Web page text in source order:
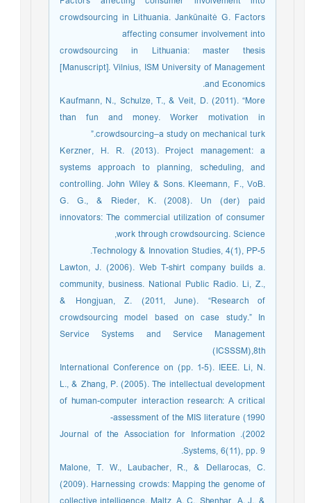
crowdsourcing in Lithuania. Jankūnaitė G. Factors
affecting consumer involvement into
crowdsourcing in Lithuania: master thesis
[Manuscript]. Vilnius, ISM University of Management
and Economics.
Kaufmann, N., Schulze, T., & Veit, D. (2011). “More
than fun and money. Worker motivation in
crowdsourcing–a study on mechanical turk.”
Kerzner, H. R. (2013). Project management: a
systems approach to planning, scheduling, and
controlling. John Wiley & Sons. Kleemann, F., VoB.
G. G., & Rieder, K. (2008). Un (der) paid
innovators: The commercial utilization of consumer
work through crowdsourcing. Science,
Technology & Innovation Studies, 4(1), PP-5.
.Lawton, J. (2006). Web T-shirt company builds a
community, business. National Public Radio. Li, Z.,
& Hongjuan, Z. (2011, June). “Research of
crowdsourcing model based on case study.” In
Service Systems and Service Management
(ICSSSM),8th
International Conference on (pp. 1-5). IEEE. Li, N.
L., & Zhang, P. (2005). The intellectual development
of human-computer interaction research: A critical
assessment of the MIS literature (1990-
2002). Journal of the Association for Information
Systems, 6(11), pp. 9.
Malone, T. W., Laubacher, R., & Dellarocas, C.
(2009). Harnessing crowds: Mapping the genome of